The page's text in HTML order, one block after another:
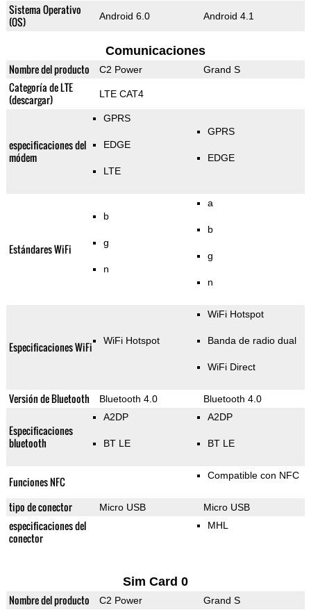
Sistema Operativo
(OS)
Android 6.0 Android 4.1
Comunicaciones
Nombre del producto C2 Power Grand S
Categoría de LTE
(descargar)
LTE CAT4
especificaciones del
módem
GPRS
EDGE
LTE
GPRS
EDGE
Estándares WiFi
b
g
n
a
b
g
n
Especificaciones WiFi WiFi Hotspot
WiFi Hotspot
Banda de radio dual
WiFi Direct
Versión de Bluetooth Bluetooth 4.0 Bluetooth 4.0
Especificaciones
bluetooth
A2DP
BT LE
A2DP
BT LE
Funciones NFC Compatible con NFC
tipo de conector Micro USB Micro USB
especificaciones del
conector
MHL
Sim Card 0
Nombre del producto C2 Power Grand S